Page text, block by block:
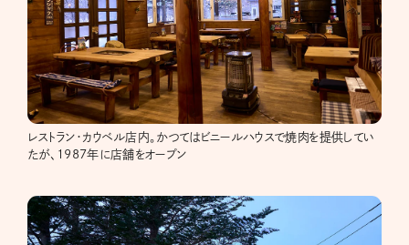
レストラン・カウベル店内。かつてはビニールハウスで焼肉を提供してい
たが、1987年に店舗をオープン